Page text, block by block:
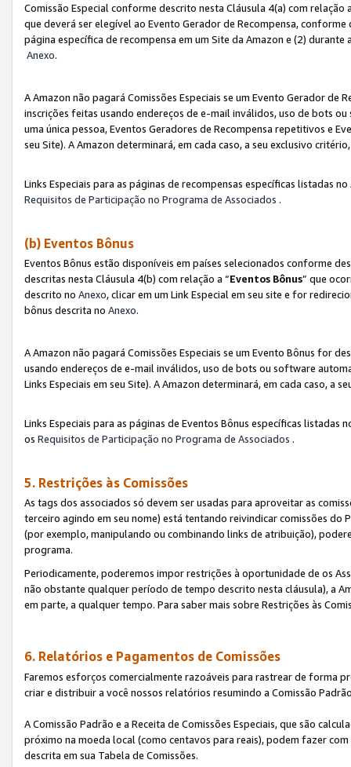
Comissão Especial conforme descrito nesta Cláusula 4(a) com relação
que deverá ser elegível ao Evento Gerador de Recompensa,
página específica de recompensa em um Site da Amazon e (2)
Anexo.
A Amazon não pagará Comissões Especiais se um Evento Gerador
inscrições feitas usando endereços de e-mail inválidos, uso de bots
uma única pessoa, Eventos Geradores de Recompensa repetitivos e
seu Site). A Amazon determinará, em cada caso, a seu exclusivo
Links Especiais para as páginas de recompensas específicas listadas no
Requisitos de Participação no Programa de Associados .
(b) Eventos Bônus
Eventos Bônus estão disponíveis em países selecionados conforme
descritas nesta Cláusula 4(b) com relação a “Eventos Bônus” que
descrito no Anexo, clicar em um Link Especial em seu site e for
bônus descrita no Anexo.
A Amazon não pagará Comissões Especiais se um Evento Bônus for
usando endereços de e-mail inválidos, uso de bots ou software
Links Especiais em seu Site). A Amazon determinará, em cada caso, a
Links Especiais para as páginas de Eventos Bônus específicas listadas
os Requisitos de Participação no Programa de Associados .
5. Restrições às Comissões
As tags dos associados só devem ser usadas para aproveitar as
terceiro agindo em seu nome) está tentando reivindicar comissões
(por exemplo, manipulando ou combinando links de atribuição),
programa.
Periodicamente, poderemos impor restrições à oportunidade de os
não obstante qualquer período de tempo descrito nesta cláusula), a
em parte, a qualquer tempo. Para saber mais sobre Restrições às
6. Relatórios e Pagamentos de Comissões
Faremos esforços comercialmente razoáveis para rastrear de forma
criar e distribuir a você nossos relatórios resumindo a Comissão
A Comissão Padrão e a Receita de Comissões Especiais, que são
próximo na moeda local (como centavos para reais), podem fazer
descrita em sua Tabela de Comissões.